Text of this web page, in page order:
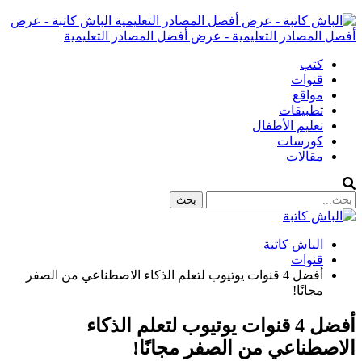
الباش كاتبة - عرض
أفصل المصادر التعليمية - عرض أفضل المصادر التعليمية
كتب
قنوات
مواقع
تطبيقات
تعليم الأطفال
كورسات
مقالات
الباش كاتبة
قنوات
أفضل 4 قنوات يوتيوب لتعلم الذكاء الاصطناعي من الصفر
مجانًا!
أفضل 4 قنوات يوتيوب لتعلم الذكاء
الاصطناعي من الصفر مجانًا!